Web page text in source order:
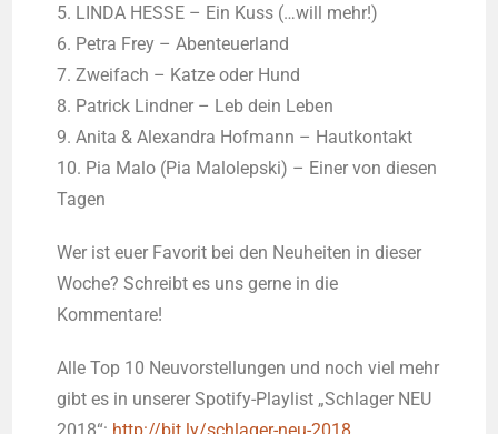
5. LINDA HESSE – Ein Kuss (…will mehr!)
6. Petra Frey – Abenteuerland
7. Zweifach – Katze oder Hund
8. Patrick Lindner – Leb dein Leben
9. Anita & Alexandra Hofmann – Hautkontakt
10. Pia Malo (Pia Malolepski) – Einer von diesen
Tagen
Wer ist euer Favorit bei den Neuheiten in dieser
Woche? Schreibt es uns gerne in die
Kommentare!
Alle Top 10 Neuvorstellungen und noch viel mehr
gibt es in unserer Spotify-Playlist „Schlager NEU